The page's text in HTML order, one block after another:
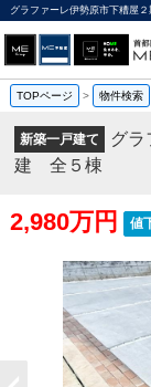
TOPページ > 物件検索
新築一戸建て
グ
建 全５棟
2,980万円 値